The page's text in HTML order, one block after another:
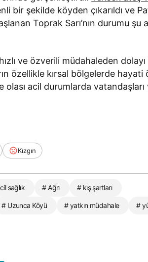
bir şekilde köyden çıkarıldı ve
Toprak Sarı’nın durumu şu
ve özverili müdahaleden dolayı
özellikle kırsal bölgelerde hayati
olası acil durumlarda vatandaşları
Kızgın
sağlık # Ağrı # kış şartları
# Uzunca Köyü # yatkın müdahale #